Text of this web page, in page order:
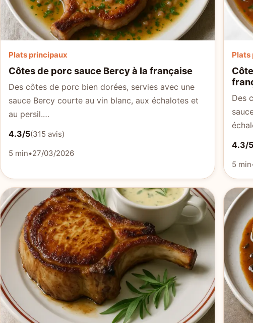
Plats principaux
Côtes de porc sauce Bercy à la française
Des côtes de porc bien dorées, servies avec une
sauce Bercy courte au vin blanc, aux échalotes et
au persil.…
4.3/5(315 avis)
5 min•27/03/2026
Plats
Des
4.3/5
5 min